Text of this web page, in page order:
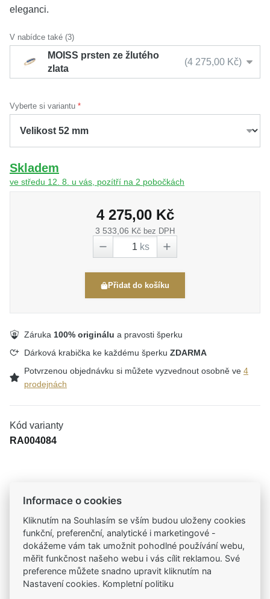
eleganci.
V nabídce také (3)
MOISS prsten ze žlutého
zlata
4 275,00 Kč
Vyberte si variantu
Skladem
ve středu 12. 8. u vás, pozítří na 2 pobočkách
4 275,00 Kč
3 533,06 Kč bez DPH
ks
Přidat do košíku
Záruka 100% originálu a pravosti šperku
Dárková krabička ke každému šperku ZDARMA
Potvrzenou objednávku si můžete vyzvednout osobně ve 4
prodejnách
Kód varianty
RA004084
Už od roku 2001 jsme součástí vašich příběhů
Široký výběr produktů
Na našem e-shopu máte výběr z tisíců šperků
Garance vysoké kvality
Informace o cookies
Kliknutím na Souhlasím se vším budou uloženy cookies
funkční, preferenční, analytické i marketingové -
dokážeme vám tak umožnit pohodlné používání webu,
měřit funkčnost našeho webu i vás cílit reklamou. Své
preference můžete snadno upravit kliknutím na
Nastavení cookies. Kompletní politiku